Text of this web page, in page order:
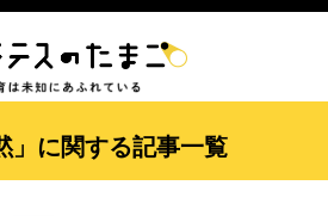
」に関する記事一覧